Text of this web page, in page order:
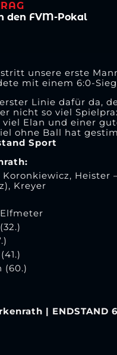
den FVM-Pokal
unsere erste
mit einem 6:0-
Linie dafür da,
nicht so viel
Elan und einer
ohne Ball hat
Sport
Koronkiewicz,
Kreyer
Elfmeter
(60.)
| ENDSTAND